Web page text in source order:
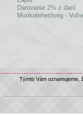
Darovanie 2% z daní
Munkalehetőség -
Týmto Vám oznamujeme,